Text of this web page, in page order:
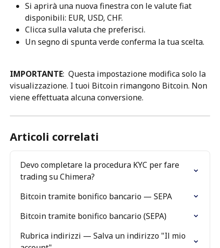
Si aprirà una nuova finestra con le valute fiat
disponibili: EUR, USD, CHF.
Clicca sulla valuta che preferisci.
Un segno di spunta verde conferma la tua scelta.
IMPORTANTE:  Questa impostazione modifica solo la
visualizzazione. I tuoi Bitcoin rimangono Bitcoin. Non
viene effettuata alcuna conversione.
Articoli correlati
Devo completare la procedura KYC per fare
trading su Chimera?
Bitcoin tramite bonifico bancario — SEPA
Bitcoin tramite bonifico bancario (SEPA)
Rubrica indirizzi — Salva un indirizzo "Il mio